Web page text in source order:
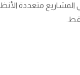
متعددة